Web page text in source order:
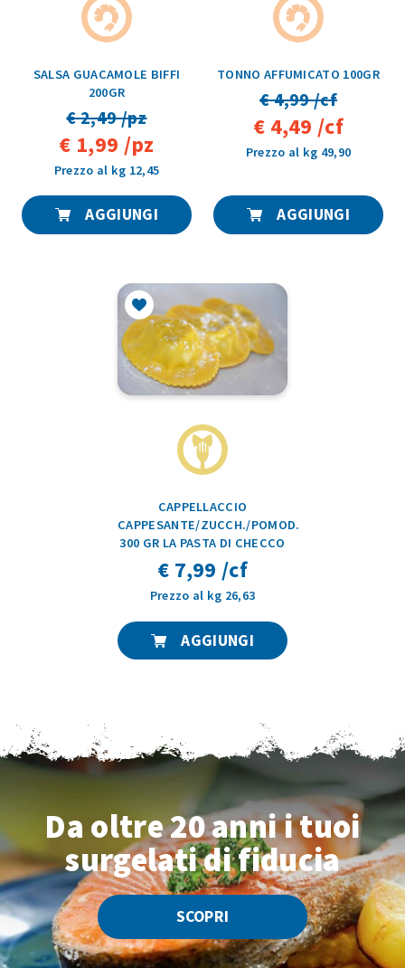
SALSA GUACAMOLE BIFFI
200GR
€ 2,49 /pz
€ 1,99 /pz
Prezzo al kg 12,45
AGGIUNGI
TONNO AFFUMICATO 100GR
€ 4,99 /cf
€ 4,49 /cf
Prezzo al kg 49,90
AGGIUNGI
CAPPELLACCIO
CAPPESANTE/ZUCCH./POMOD.
300 GR LA PASTA DI CHECCO
€ 7,99 /cf
Prezzo al kg 26,63
AGGIUNGI
Da oltre 20 annii tuoi
surgelati di fiducia
SCOPRI